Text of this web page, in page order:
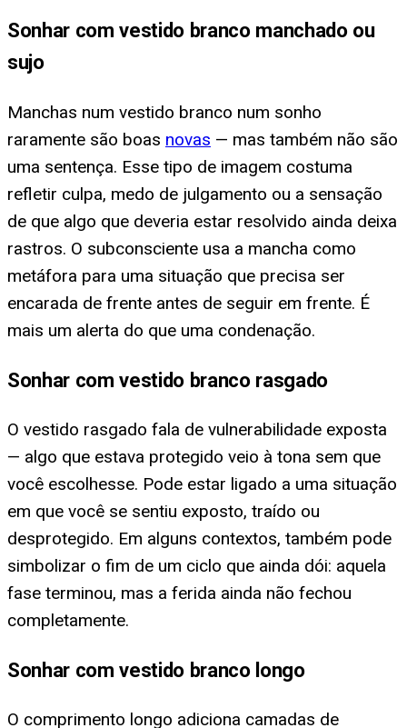
Sonhar com vestido branco manchado ou
sujo
Manchas num vestido branco num sonho
raramente são boas novas — mas também não são
uma sentença. Esse tipo de imagem costuma
refletir culpa, medo de julgamento ou a sensação
de que algo que deveria estar resolvido ainda deixa
rastros. O subconsciente usa a mancha como
metáfora para uma situação que precisa ser
encarada de frente antes de seguir em frente. É
mais um alerta do que uma condenação.
Sonhar com vestido branco rasgado
O vestido rasgado fala de vulnerabilidade exposta
— algo que estava protegido veio à tona sem que
você escolhesse. Pode estar ligado a uma situação
em que você se sentiu exposto, traído ou
desprotegido. Em alguns contextos, também pode
simbolizar o fim de um ciclo que ainda dói: aquela
fase terminou, mas a ferida ainda não fechou
completamente.
Sonhar com vestido branco longo
O comprimento longo adiciona camadas de